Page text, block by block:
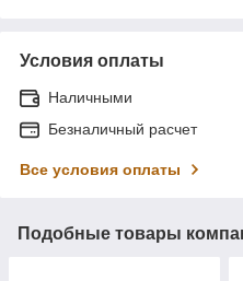
Условия оплаты
Наличными
Безналичный расчет
Все условия оплаты
Подобные товары